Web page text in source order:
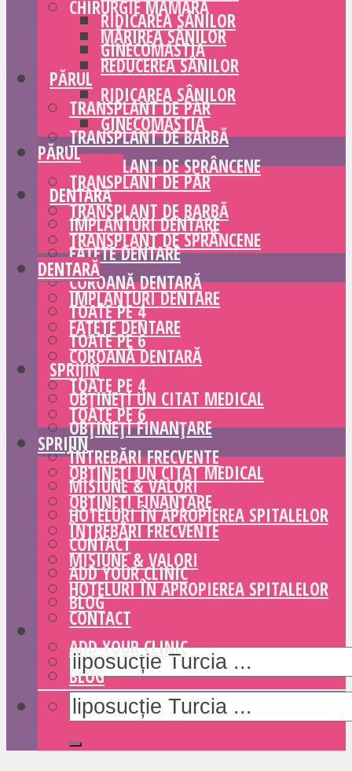
RIDICAREA SÂNILOR
GINECOMASTIA
PĂRUL
TRANSPLANT DE PĂR
TRANSPLANT DE BARBĂ
TRANSPLANT DE SPRÂNCENE
DENTARĂ
IMPLANTURI DENTARE
FAȚETE DENTARE
COROANĂ DENTARĂ
TOATE PE 4
TOATE PE 6
SPRIJIN
OBȚINEȚI UN CITAT MEDICAL
OBȚINEȚI FINANȚARE
ÎNTREBĂRI FRECVENTE
MISIUNE & VALORI
HOTELURI ÎN APROPIEREA SPITALELOR
CONTACT
ADD YOUR CLINIC
BLOG
CHIRURGIE MAMARĂ
MĂRIREA SÂNILOR
REDUCEREA SÂNILOR
RIDICAREA SÂNILOR
GINECOMASTIA
PĂRUL
TRANSPLANT DE PĂR
TRANSPLANT DE BARBĂ
TRANSPLANT DE SPRÂNCENE
DENTARĂ
IMPLANTURI DENTARE
FAȚETE DENTARE
COROANĂ DENTARĂ
TOATE PE 4
TOATE PE 6
SPRIJIN
OBȚINEȚI UN CITAT MEDICAL
OBȚINEȚI FINANȚARE
ÎNTREBĂRI FRECVENTE
MISIUNE & VALORI
HOTELURI ÎN APROPIEREA SPITALELOR
CONTACT
ADD YOUR CLINIC
BLOG